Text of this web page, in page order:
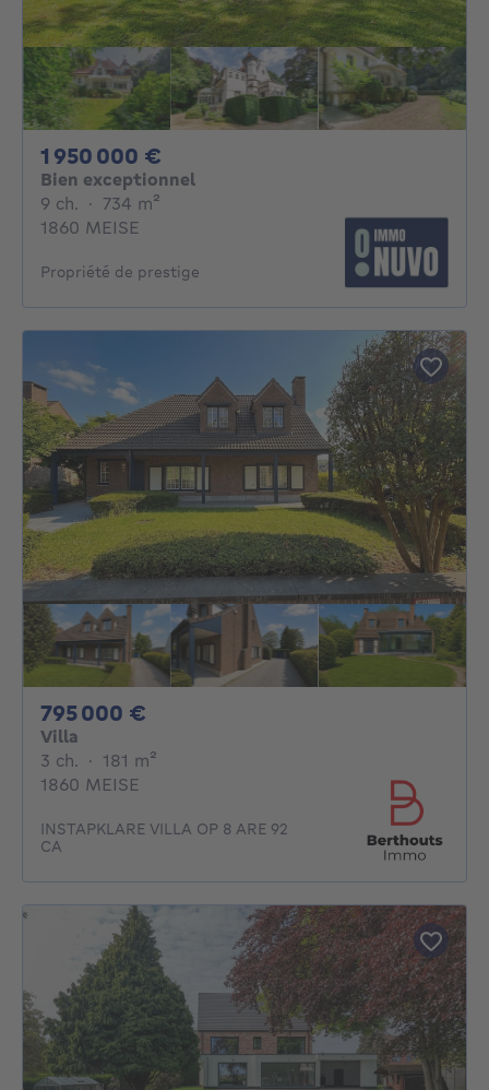
1 950 000 €
Bien exceptionnel
9 ch. 9 chambres
· 734 m²
1860 MEISE
Propriété de prestige
795 000 €
Villa
3 ch. 3 chambres
· 181 m²
1860 MEISE
INSTAPKLARE VILLA OP 8 ARE 92
CA